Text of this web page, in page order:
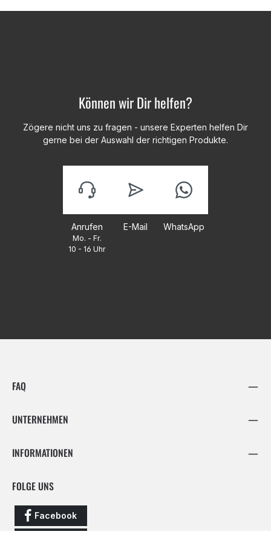
Können wir Dir helfen?
Zögere nicht uns zu fragen - unsere Experten helfen Dir
gerne bei der Auswahl der richtigen Produkte.
Anrufen
Mo. - Fr.
10 - 16 Uhr
E-Mail WhatsApp
FAQ
UNTERNEHMEN
INFORMATIONEN
FOLGE UNS
Facebook